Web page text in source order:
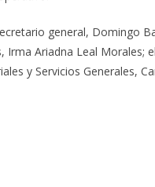
general, Domingo
Irma Ariadna Leal Morales;
y Servicios Generales,